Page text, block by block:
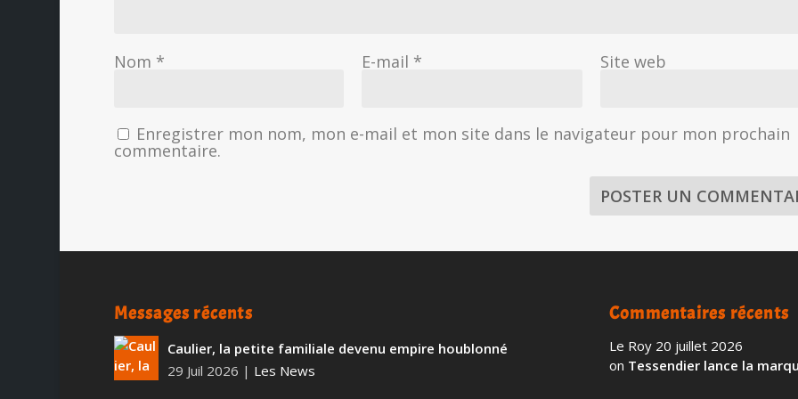
Nom * E-mail * Site web
Enregistrer mon nom, mon e-mail et mon site dans le navigateur pour mon prochain
commentaire.
Messages récents
Caulier, la petite familiale devenu empire houblonné
29 Juil 2026 | Les News
Commentaires récents
Le Roy 20 juillet 2026
on Tessendier lance la